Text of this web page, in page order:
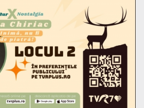
Procedura Legii salarizării,
...